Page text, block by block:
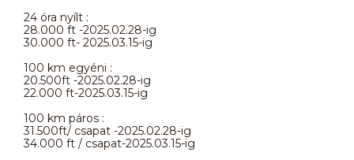
24 óra nyílt :
28.000 ft -2025.02.28-ig
30.000 ft- 2025.03.15-ig
100 km egyéni :
20.500ft -2025.02.28-ig
22.000 ft-2025.03.15-ig
100 km páros :
31.500ft/ csapat -2025.02.28-ig
34.000 ft / csapat-2025.03.15-ig